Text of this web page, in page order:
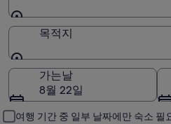
-
8
9
일)
9
일
8
월
일)
간:
8
14
일
8
월
출발지
목적지
목적지
가는날
8월 22일
여행 기간 중 일부 날짜에만 숙소 필